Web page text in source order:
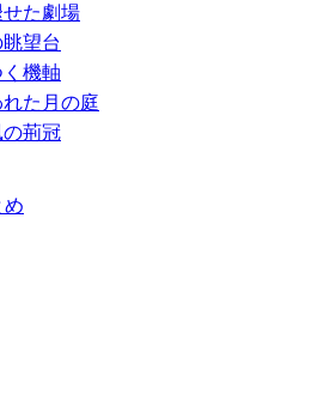
た劇場
望台
く機軸
れた月の庭
の荊冠
め